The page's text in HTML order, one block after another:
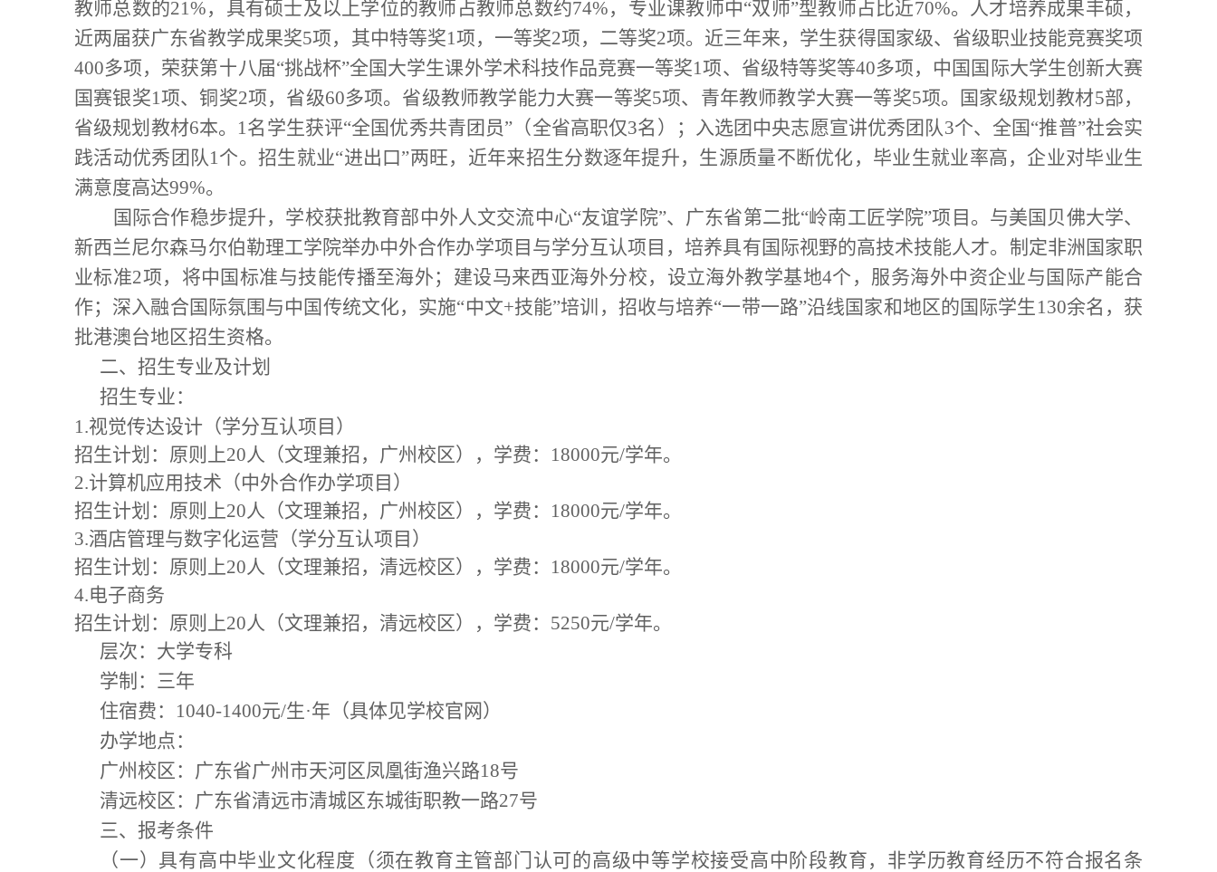
教师总数的21%，具有硕士及以上学位的教师占教师总数约74%，专业课教师中“双师”型教师占比近70%。 人才培养成果丰硕，
近两届获广东省教学成果奖5项，其中特等奖1项，一等奖2项，二等奖2项。近三年来，学生获得国家级、省级职业技能竞赛奖项
400多项，荣获第十八届“挑战杯”全国大学生课外学术科技作品竞赛一等奖1项、省级特等奖等40多项，中国国际大学生创新大赛
国赛银奖1项、铜奖2项，省级60多项。省级教师教学能力大赛一等奖5项、青年教师教学大赛一等奖5项。国家级规划教材5部，
省级规划教材6本。 1名学生获评“全国优秀共青团员” （全省高职仅3名）；入选团中央志愿宣讲优秀团队3个、全国“推普”社会实
践活动优秀团队1个。招生就业“进出口”两旺，近年来招生分数逐年提升，生源质量不断优化，毕业生就业率高，企业对毕业生
满意度高达99%。
国际合作稳步提升， 学校获批教育部中外人文交流中心“友谊学院”、广东省第二批“岭南工匠学院”项目。与美国贝佛大学、
新西兰尼尔森马尔伯勒理工学院举办中外合作办学项目与学分互认项目，培养具有国际视野的高技术技能人才。制定非洲国家职
业标准2项，将中国标准与技能传播至海外；建设马来西亚海外分校，设立海外教学基地4个，服务海外中资企业与国际产能合
作；深入融合国际氛围与中国传统文化，实施“中文+技能”培训，招收与培养“一带一路”沿线国家和地区的国际学生 130余名，获
批港澳台地区招生资格。
二、招生专业及计划
招生专业：
1.视觉传达设计（学分互认项目）
招生计划： 原则上20人 （文理兼招，广州校区） ，学费： 18000元/学年。
2.计算机应用技术（中外合作办学项目）
招生计划： 原则上20人（文理兼招，广州校区）， 学费： 18000元/学年。
3.酒店管理与数字化运营（学分互认项目）
招生计划： 原则上20人（文理兼招，清远校区）， 学费： 18000元/学年。
4.电子商务
招生计划： 原则上20人（文理兼招，清远校区），学费： 5250元/学年。
层次：大学专科
学制：三年
住宿费： 1040-1400元/生·年 （具体见学校官网 ）
办学地点：
广州校区： 广东省广州市天河区凤凰街渔兴路18号
清远校区：广东省清远市清城区东城街职教一路27号
三、报考条件
（一）具有高中毕业文化程度（须在教育主管部门认可的高级中等学校接受高中阶段教育，非学历教育经历不符合报名条